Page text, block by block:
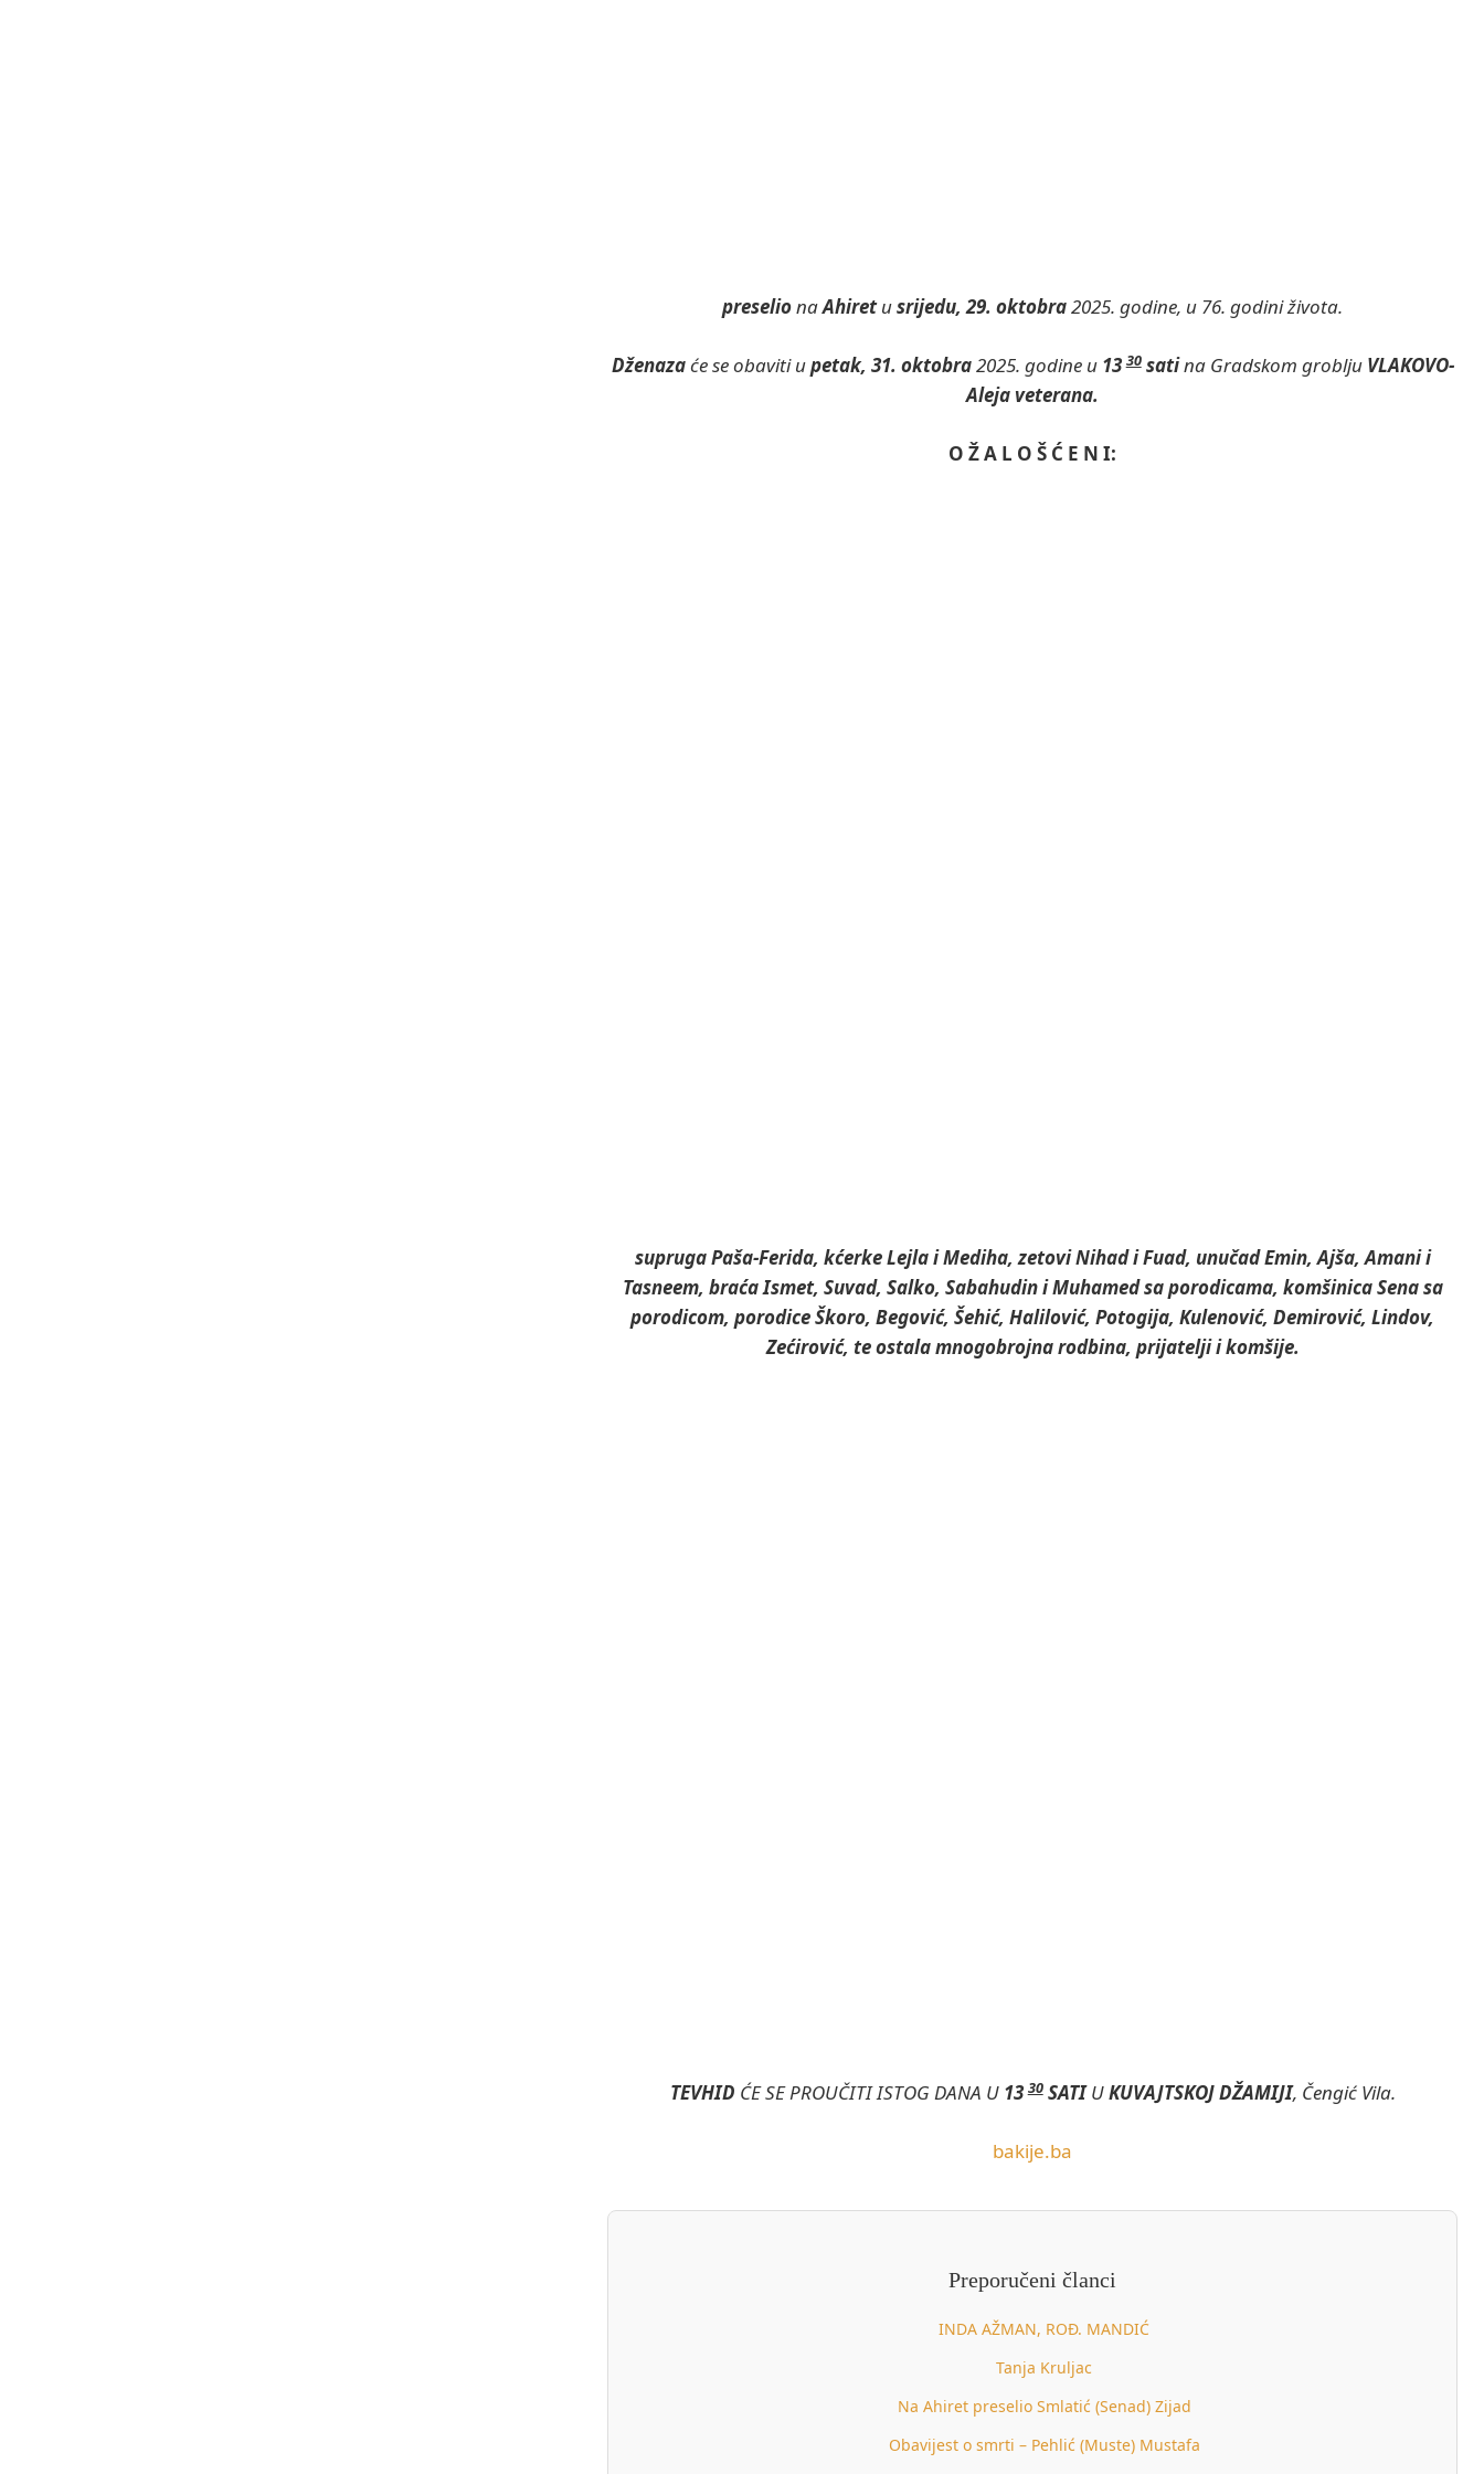
preselionaAhiretusrijedu, 29. oktobra2025. godine, u 76. godini života.
Dženazaće se obaviti upetak, 31. oktobra2025. godine u 1330satina Gradskom groblju VLAKOVO-
Aleja veterana.
O Ž A L O Š Ć E N I:
supruga Paša-Ferida, kćerke Lejla i Mediha, zetovi Nihad i Fuad, unučad Emin, Ajša, Amani i
Tasneem, braća Ismet, Suvad, Salko, Sabahudin i Muhamed sa porodicama, komšinica Sena sa
porodicom, porodice Škoro, Begović, Šehić, Halilović, Potogija, Kulenović, Demirović, Lindov,
Zećirović, te ostala mnogobrojna rodbina, prijatelji i komšije.
TEVHID ĆE SE PROUČITI ISTOG DANA U 1330SATIUKUVAJTSKOJ DŽAMIJI, Čengić Vila.
bakije.ba
Preporučeni članci
INDA AŽMAN, ROĐ. MANDIĆ
Tanja Kruljac
Na Ahiret preselio Smlatić (Senad) Zijad
Obavijest o smrti – Pehlić (Muste) Mustafa